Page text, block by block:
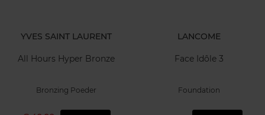
YVES SAINT LAURENT
All Hours Hyper Bronze
Bronzing Poeder
LANCOME
Face Idôle 3
Foundation